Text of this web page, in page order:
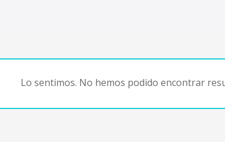
Lo sentimos. No hemos podido encontrar